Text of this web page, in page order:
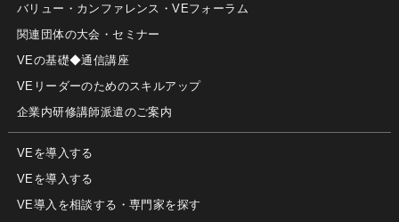
バリュー・カンファレンス・VEフォーラム
関連団体の大会・セミナー
VEの基礎◆通信講座
VEリーダーのためのスキルアップ
企業内研修講師派遣のご案内
VEを導入する
VEを導入する
VE導入を相談する・専門家を探す